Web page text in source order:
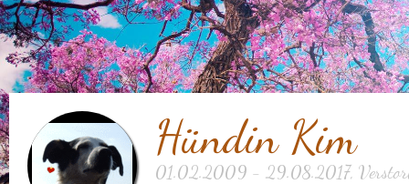
Hündin Kim
01.02.2009 - 29.08.2017,